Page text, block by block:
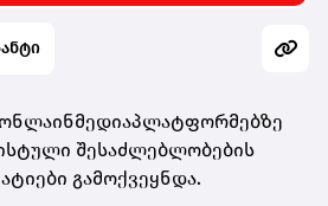
ონლაინმედიაპლატფორმებზე
შესაძლებლობების
გამოქვეყნდა.